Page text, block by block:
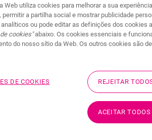
toque de estilo ao
pavimento um toque unicamente
dar um acabamento estiloso ao
sobre como adicionar vinil às
está tudo o que precisa de saber para
Web utiliza cookies para melhorar a sua
permitir a partilha social e mostrar publicidade
ou pode editar as definições dos cookies
cookies"abaixo. Os cookies essenciais e
do nosso sítio da Web. Os outros cookies são
DE COOKIES REJEITAR
ACEITAR